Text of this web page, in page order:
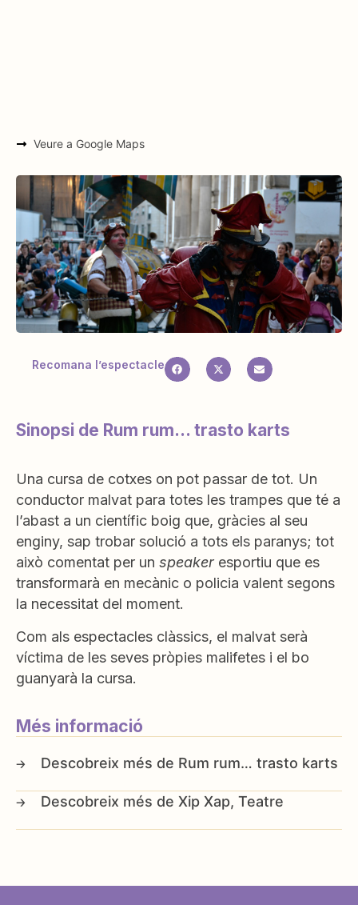
Veure a Google Maps
Recomana l’espectacle
Sinopsi de Rum rum... trasto karts
Una cursa de cotxes on pot passar de tot. Un
conductor malvat para totes les trampes que té a
l’abast a un científic boig que, gràcies al seu
enginy, sap trobar solució a tots els paranys; tot
això comentat per un speaker esportiu que es
transformarà en mecànic o policia valent segons
la necessitat del moment.
Com als espectacles clàssics, el malvat serà
víctima de les seves pròpies malifetes i el bo
guanyarà la cursa.
Més informació
Rum rum… trasto karts
Xip Xap, Teatre